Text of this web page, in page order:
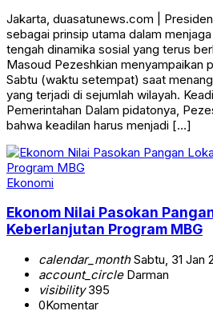
Jakarta, duasatunews.com |
sebagai prinsip utama dalam
tengah dinamika sosial yang terus
Masoud Pezeshkian menyampaikan
Sabtu (waktu setempat) saat
yang terjadi di sejumlah wilayah.
Pemerintahan Dalam pidatonya,
bahwa keadilan harus menjadi […]
Ekonomi
Ekonom Nilai Pasokan
Keberlanjutan Program MBG
calendar_monthSabtu, 31 Jan
account_circleDarman
visibility395
0Komentar